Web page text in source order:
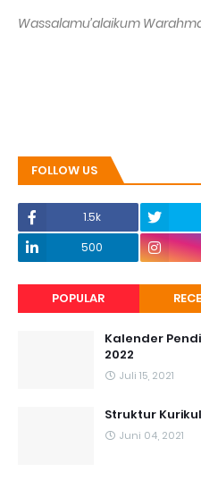
Wassalamu’alaikum
FOLLOW US
1.5k
500
POPULAR
Kalender
2022
Juli 15, 2021
Struktur
Juni 04, 2021